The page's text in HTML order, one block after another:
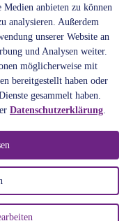
anbieten zu können
analysieren. Außerdem
unserer Website an
und Analysen weiter.
möglicherweise mit
bereitgestellt haben oder
gesammelt haben.
Datenschutzerklärung.